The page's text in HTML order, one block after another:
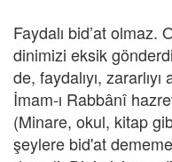
Faydalı bid’at olmaz.
dinimizi eksik
de, faydalıyı, zararlıyı
İmam-ı Rabbânî
(Minare, okul, kitap
şeylere bid'at